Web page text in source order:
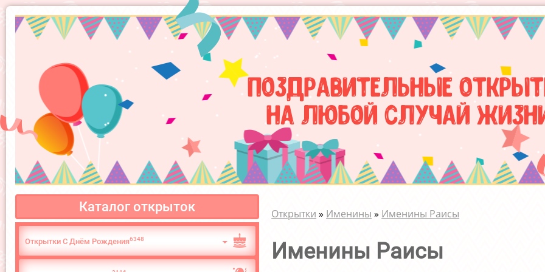
Поздравительные
на любой случай
Каталог открыток
Открытки С Днём Рождения6348
Открытки » Именины » Именины Раисы
Именины Раисы